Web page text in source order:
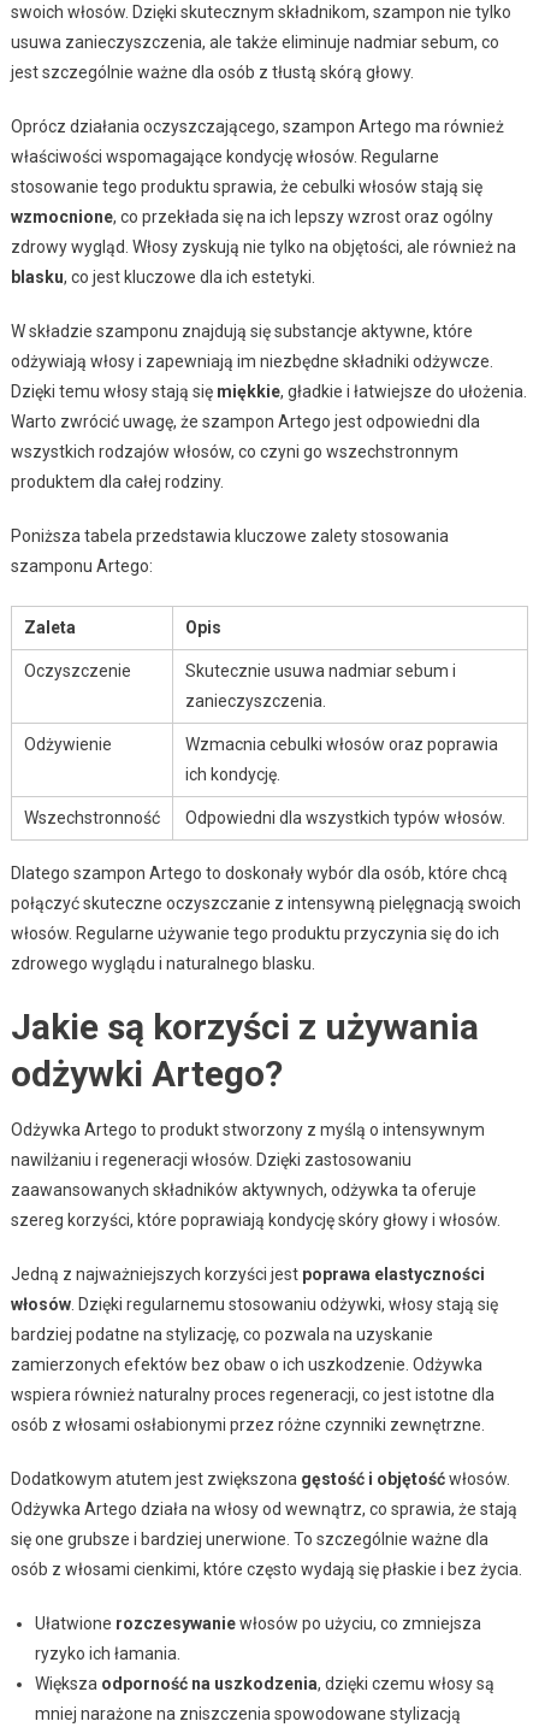
swoich włosów. Dzięki skutecznym składnikom, szampon nie tylko
usuwa zanieczyszczenia, ale także eliminuje nadmiar sebum, co
jest szczególnie ważne dla osób z tłustą skórą głowy.
Oprócz działania oczyszczającego, szampon Artego ma również
właściwości wspomagające kondycję włosów. Regularne
stosowanie tego produktu sprawia, że cebulki włosów stają się
wzmocnione, co przekłada się na ich lepszy wzrost oraz ogólny
zdrowy wygląd. Włosy zyskują nie tylko na objętości, ale również na
blasku, co jest kluczowe dla ich estetyki.
W składzie szamponu znajdują się substancje aktywne, które
odżywiają włosy i zapewniają im niezbędne składniki odżywcze.
Dzięki temu włosy stają się miękkie, gładkie i łatwiejsze do ułożenia.
Warto zwrócić uwagę, że szampon Artego jest odpowiedni dla
wszystkich rodzajów włosów, co czyni go wszechstronnym
produktem dla całej rodziny.
Poniższa tabela przedstawia kluczowe zalety stosowania
szamponu Artego:
Zaleta Opis
Oczyszczenie
Skutecznie usuwa nadmiar sebum i
zanieczyszczenia.
Odżywienie
Wzmacnia cebulki włosów oraz poprawia
ich kondycję.
Wszechstronność Odpowiedni dla wszystkich typów włosów.
Dlatego szampon Artego to doskonały wybór dla osób, które chcą
połączyć skuteczne oczyszczanie z intensywną pielęgnacją swoich
włosów. Regularne używanie tego produktu przyczynia się do ich
zdrowego wyglądu i naturalnego blasku.
Jakie są korzyści z używania
odżywki Artego?
Odżywka Artego to produkt stworzony z myślą o intensywnym
nawilżaniu i regeneracji włosów. Dzięki zastosowaniu
zaawansowanych składników aktywnych, odżywka ta oferuje
szereg korzyści, które poprawiają kondycję skóry głowy i włosów.
Jedną z najważniejszych korzyści jest poprawa elastyczności
włosów. Dzięki regularnemu stosowaniu odżywki, włosy stają się
bardziej podatne na stylizację, co pozwala na uzyskanie
zamierzonych efektów bez obaw o ich uszkodzenie. Odżywka
wspiera również naturalny proces regeneracji, co jest istotne dla
osób z włosami osłabionymi przez różne czynniki zewnętrzne.
Dodatkowym atutem jest zwiększona gęstość i objętośćwłosów.
Odżywka Artego działa na włosy od wewnątrz, co sprawia, że stają
się one grubsze i bardziej unerwione. To szczególnie ważne dla
osób z włosami cienkimi, które często wydają się płaskie i bez życia.
Ułatwione rozczesywaniewłosów po użyciu, co zmniejsza
ryzyko ich łamania.
Większa odporność na uszkodzenia, dzięki czemu włosy są
mniej narażone na zniszczenia spowodowane stylizacją